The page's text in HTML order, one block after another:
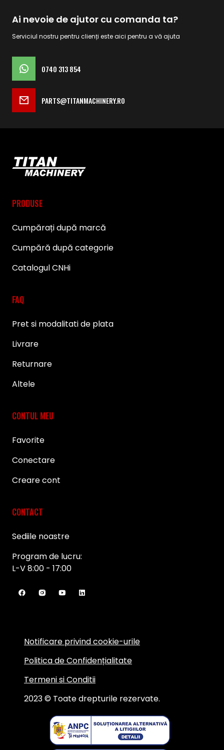
Ai nevoie de ajutor cu comanda ta?
Serviciul nostru pentru clienți este aici pentru a vă ajuta
0740 313 854
PARTS@TITANMACHINERY.RO
PRODUSE
Cumpărați după marcă
Cumpără după categorie
Catalogul CNHi
FAQ
Pret si modalitati de plata
Livrare
Returnare
Altele
CONTUL MEU
Favorite
Conectare
Creare cont
CONTACT
Sediile noastre
Program de lucru:
L-V 8:00 - 17:00
2023 © Toate drepturile rezervate.
Notificare privind cookie-urile
Politica de Confidențialitate
Termeni si Conditii